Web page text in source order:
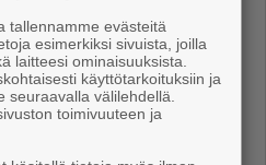
Porissa
tallennamme evästeitä
esimerkiksi sivuista, joilla
laitteesi ominaisuuksista.
käyttötarkoituksiin ja
seuraavalla välilehdellä.
toimivuuteen ja